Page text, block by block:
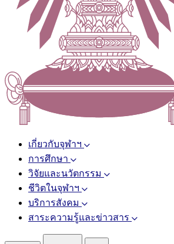
เกี่ยวกับจุฬาฯ
การศึกษา
วิจัยและนวัตกรรม
ชีวิตในจุฬาฯ
บริการสังคม
สาระความรู้และข่าวสาร